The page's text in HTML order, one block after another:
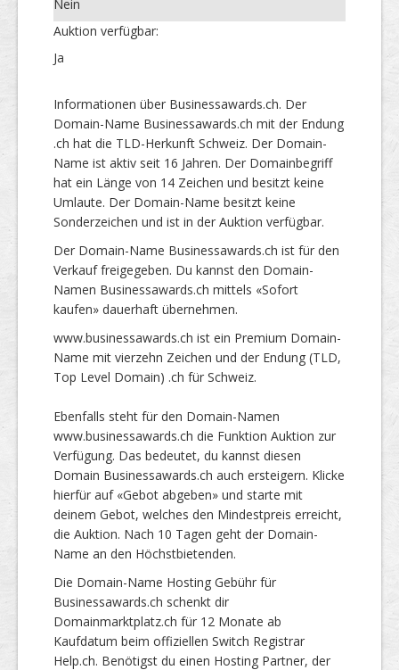
Nein
Auktion verfügbar:
Ja
Informationen über Businessawards.ch. Der
Domain-Name Businessawards.ch mit der Endung
.ch hat die TLD-Herkunft Schweiz. Der Domain-
Name ist aktiv seit 16 Jahren. Der Domainbegriff
hat ein Länge von 14 Zeichen und besitzt keine
Umlaute. Der Domain-Name besitzt keine
Sonderzeichen und ist in der Auktion verfügbar.
Der Domain-Name Businessawards.ch ist für den
Verkauf freigegeben. Du kannst den Domain-
Namen Businessawards.ch mittels «Sofort
kaufen» dauerhaft übernehmen.
www.businessawards.ch ist ein Premium Domain-
Name mit vierzehn Zeichen und der Endung (TLD,
Top Level Domain) .ch für Schweiz.
Ebenfalls steht für den Domain-Namen
www.businessawards.ch die Funktion Auktion zur
Verfügung. Das bedeutet, du kannst diesen
Domain Businessawards.ch auch ersteigern. Klicke
hierfür auf «Gebot abgeben» und starte mit
deinem Gebot, welches den Mindestpreis erreicht,
die Auktion. Nach 10 Tagen geht der Domain-
Name an den Höchstbietenden.
Die Domain-Name Hosting Gebühr für
Businessawards.ch schenkt dir
Domainmarktplatz.ch für 12 Monate ab
Kaufdatum beim offiziellen Switch Registrar
Help.ch. Benötigst du einen Hosting Partner, der